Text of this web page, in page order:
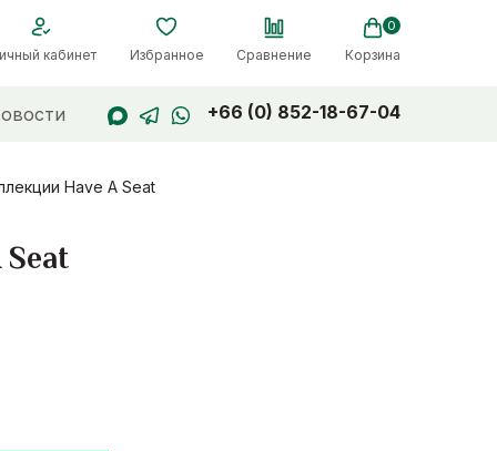
кабинет Избранное Сравнение
0
Корзина
+66 (0) 852-18-67-04
Have A Seat